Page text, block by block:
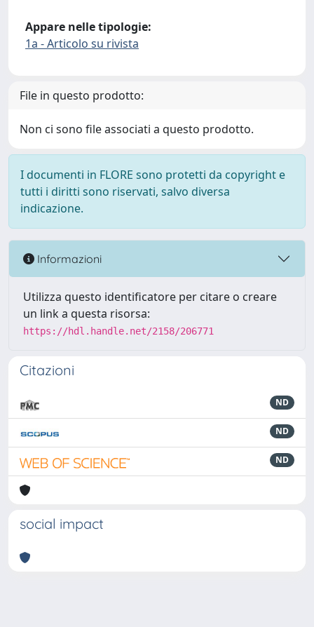
Appare nelle tipologie:
1a - Articolo su rivista
File in questo prodotto:
Non ci sono file associati a questo prodotto.
I documenti in FLORE sono protetti da copyright e
tutti i diritti sono riservati, salvo diversa
indicazione.
Informazioni
Utilizza questo identificatore per citare o creare
un link a questa risorsa:
https://hdl.handle.net/2158/206771
Citazioni
ND
ND
ND
social impact